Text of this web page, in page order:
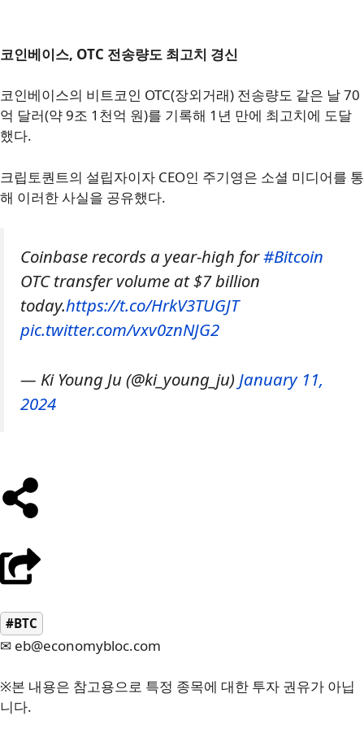
코인베이스, OTC 전송량도 최고치 경신
코인베이스의 비트코인 OTC(장외거래) 전송량도 같은 날 70
억 달러(약 9조 1천억 원)를 기록해 1년 만에 최고치에 도달
했다.
크립토퀀트의 설립자이자 CEO인 주기영은 소셜 미디어를 통
해 이러한 사실을 공유했다.
Coinbase records a year-high for#Bitcoin
OTC transfer volume at $7 billion
today.https://t.co/HrkV3TUGJT
pic.twitter.com/vxv0znNJG2
— Ki Young Ju (@ki_young_ju) January 11,
2024
#BTC
✉ eb@economybloc.com
※본 내용은 참고용으로 특정 종목에 대한 투자 권유가 아닙
니다.